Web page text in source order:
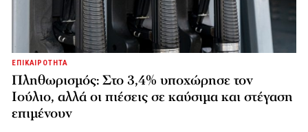
ΕΠΙΚΑΙΡΟΤΗΤΑ
Πληθωρισμός: Στο 3,4% υποχώρησε τον
Ιούλιο, αλλά οι πιέσεις σε καύσιμα και στέγαση
επιμένουν